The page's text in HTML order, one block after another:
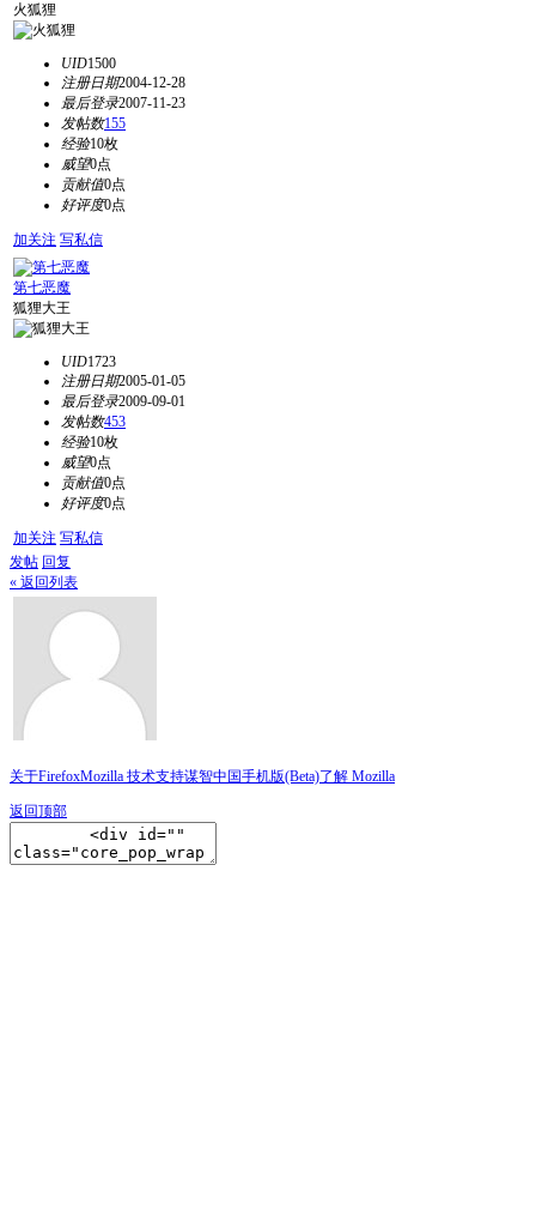
火狐狸
UID1500
注册日期2004-12-28
最后登录2007-11-23
发帖数155
经验10枚
威望0点
贡献值0点
好评度0点
加关注 写私信
第七恶魔
狐狸大王
UID1723
注册日期2005-01-05
最后登录2009-09-01
发帖数453
经验10枚
威望0点
贡献值0点
好评度0点
加关注 写私信
发帖 回复
« 返回列表
关于FirefoxMozilla 技术支持谋智中国手机版(Beta)了解 Mozilla
返回顶部